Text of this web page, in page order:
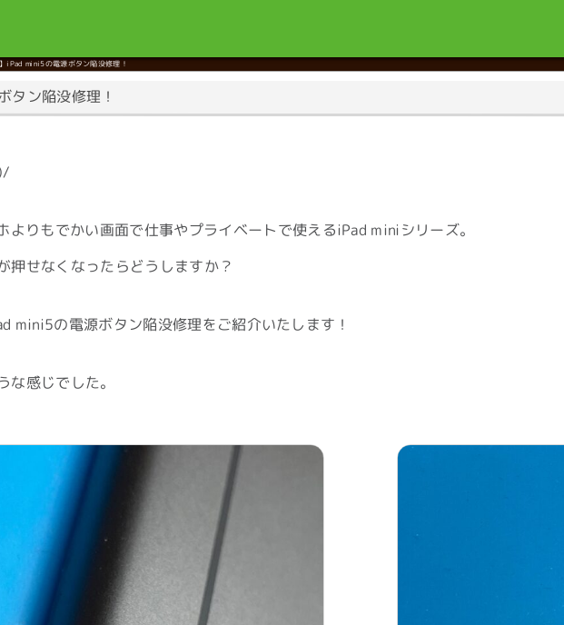
iPad mini5の電源ボタン陥没修理！
タン陥没修理！
よりもでかい画面で仕事やプライベートで使えるiPad miniシリーズ。
押せなくなったらどうしますか？
mini5の電源ボタン陥没修理をご紹介いたします！
感じでした。